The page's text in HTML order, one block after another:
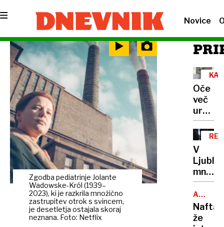
Novice
Zgodba pediatrinje Jolante
Wadowske-Król (1939–
2023), ki je razkrila množično
zastrupitev otrok s svincem,
je desetletja ostajala skoraj
neznana. Foto: Netflix
Oče
več
ur
ponoči
otroka
in
grozil
z
V
na
za
družbo
MORJE
Nafta
že